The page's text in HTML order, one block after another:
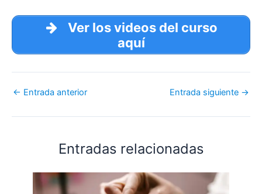
Ver los videos del curso
aquí
← Entrada anterior Entrada siguiente →
Entradas relacionadas